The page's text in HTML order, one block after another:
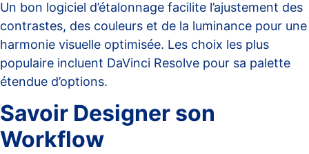
Un bon logiciel d’étalonnage facilite l’ajustement des
contrastes, des couleurs et de la luminance pour une
harmonie visuelle optimisée. Les choix les plus
populaire incluent DaVinci Resolve pour sa palette
étendue d’options.
Savoir Designer son
Workflow